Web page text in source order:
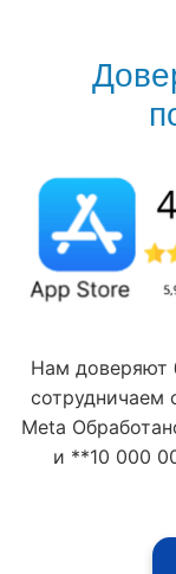
Нам доверяют
сотрудничаем
Meta
и **10 000